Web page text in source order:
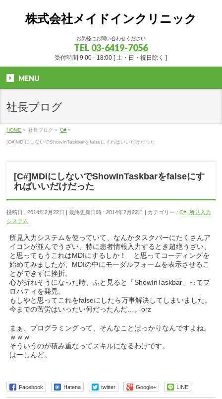
株式会社メイドインクリニック
お気軽にお問い合わせください
TEL 03-6419-7056
受付時間 9:00 - 18:00 [ 土・日・祝日除く ]
MENU
社長ブログ
HOME » 社長ブログ » C# »
[C#]MDIにしないでShowInTaskbarをfalseにすればいいだけだった
[C#]MDIにしないでShowInTaskbarをfalseにす
ればいいだけだった
投稿日 : 2014年2月22日 最終更新日時 : 2014年2月22日 カテゴリー :C# 所見入力
システム
所見入力システムを使っていて、なんかタスクバーにたくさんア
イコンが並んでうざい、特に患者情報入力するとき超絶うざい、
と思ってもうこれはMDIにするしか！ と思ってコーディングを
始めてみましたが、MDIの中にモーダルフォームを表示させるこ
とができずに挫折。
心が折れそうになった時、ふと見ると「ShowInTaskbar」ってプ
ロパティを発見。
もしやと思ってこれをfalseにしたら万事解決してしまいました。
今までの苦労はいったい何だったんだ…。orz
まぁ、プログラミングって、そんなことばっかりなんですよね。
ｗｗｗ
そういうのが積み重なってスキルになるわけです。
はーしんど。
Facebook Hatena twitter Google+ LINE